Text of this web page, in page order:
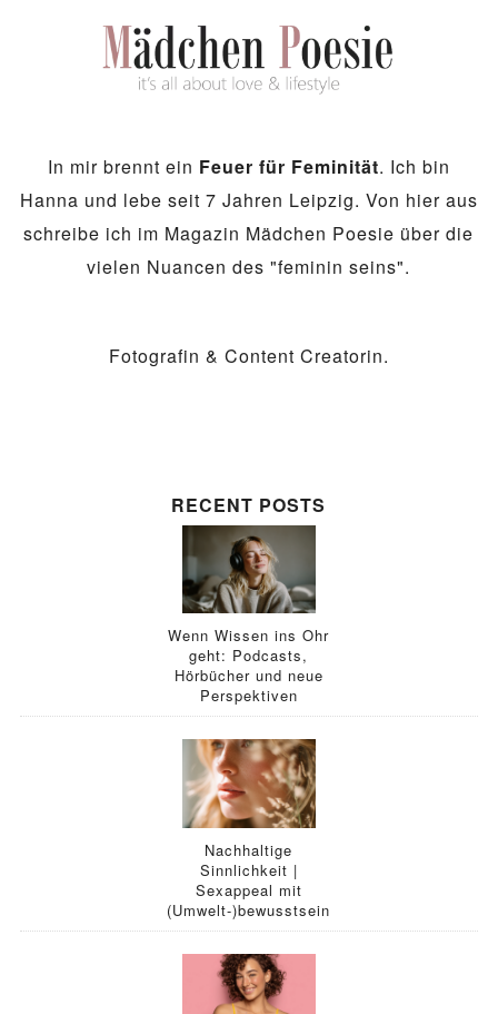
In mir brennt ein Feuer für Feminität. Ich bin
Hanna und lebe seit 7 Jahren Leipzig. Von hier aus
schreibe ich im Magazin Mädchen Poesie über die
vielen Nuancen des "feminin seins".
Fotografin & Content Creatorin.
RECENT POSTS
Wenn Wissen ins Ohr
geht: Podcasts,
Hörbücher und neue
Perspektiven
Nachhaltige
Sinnlichkeit |
Sexappeal mit
(Umwelt-)bewusstsein